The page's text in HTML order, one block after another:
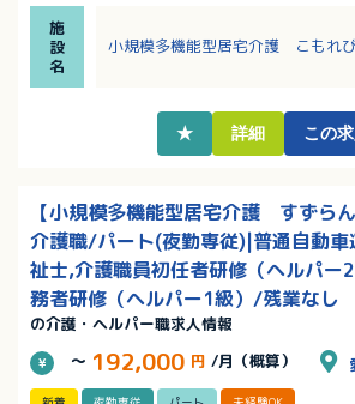
・調理や清掃などを介護業務から
が整っています！
施
設
名
小規模多機能型居宅介護 こもれ
★ 詳細 この
【小規模多機能型居宅介護 すずら
介護職/パート(夜勤専従)|普通自動車
祉士,介護職員初任者研修（ヘルパー
務者研修（ヘルパー1級）/残業なし
の介護・ヘルパー職求人情報
～ 192,000 円 /月（概算）